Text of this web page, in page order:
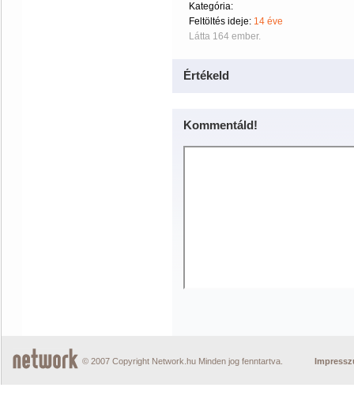
Kategória:
Feltöltés ideje: 14 éve
Látta 164 ember.
Értékeld
Kommentáld!
© 2007 Copyright Network.hu Minden jog fenntartva.